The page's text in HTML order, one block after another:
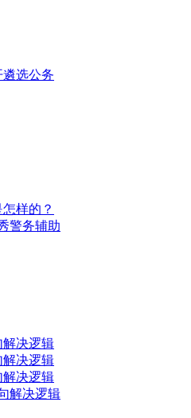
遴选公务
样的？
警务辅助
解决逻辑
解决逻辑
解决逻辑
解决逻辑